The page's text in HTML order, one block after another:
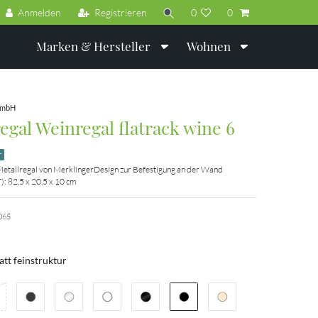
Anmelden Registrieren 0 0
Marken & Hersteller Wohnen
Weinregal flatrack wine 6
von MerklingerDesign zur Befestigung an der Wand
82,5 x 20,5 x 10 cm
feinstruktur